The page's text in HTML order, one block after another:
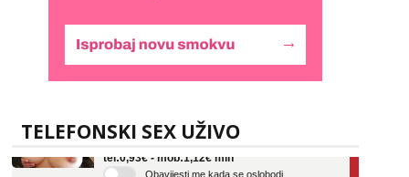
TELEFONSKI SEX UŽIVO
Liliana
Tel:064/677-677 - Kod: #69
tel:0,93€ - mob:1,12€ min
Obavijesti me kada se oslobodi